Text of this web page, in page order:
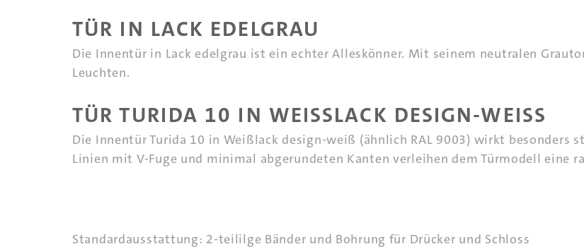
TÜR IN LACK EDELGRAU
Die Innentür in Lack edelgrau ist ein echter Alleskönner. Mit seinem neutralen
Leuchten.
TÜR TURIDA 10 IN WEISSLACK DESIGN-WEISS
Die Innentür Turida 10 in Weißlack design-weiß (ähnlich RAL 9003) wirkt besonders
Linien mit V-Fuge und minimal abgerundeten Kanten verleihen dem Türmodell eine
Standardausstattung: 2-teililge Bänder und Bohrung für Drücker und Schloss